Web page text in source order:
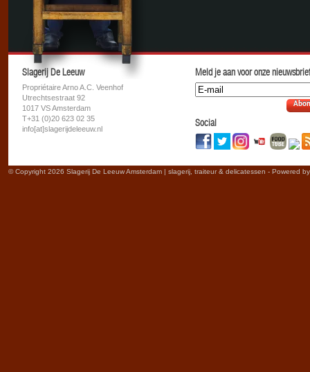
Slagerij De Leeuw
Propriétaire Arno A.C. Veenhof
Utrechtsestraat 92
1017 VS Amsterdam
T+31 (0)20 623 02 35
info[at]slagerijdeleeuw.nl
Meld je aan voor onze
Social
© Copyright 2026 Slagerij De Leeuw Amsterdam | slagerij, traiteur & delicatessen - Powered